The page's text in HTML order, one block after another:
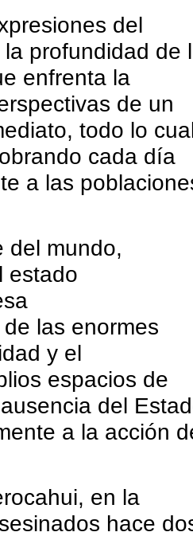
del
profundidad de
enfrenta la
de un
todo lo
cada día
a las
del mundo,
estado
las enormes
y el
espacios de
del
a la acción
en la
hace